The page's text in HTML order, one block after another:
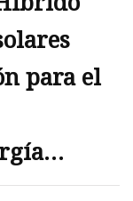
para el
de